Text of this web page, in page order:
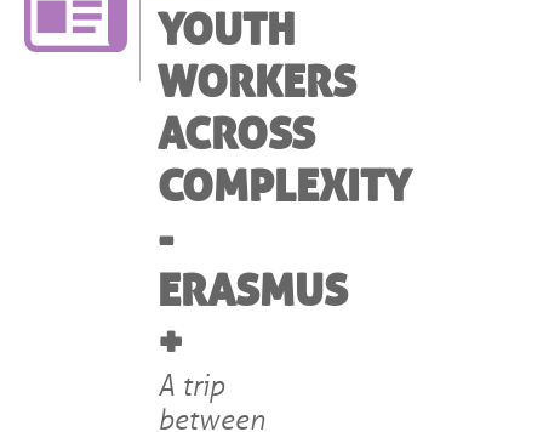
YOUTH
WORKERS
ACROSS
COMPLEXITY
-
ERASMUS
+
A trip
between